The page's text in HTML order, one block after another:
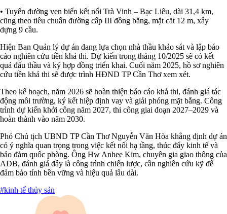
• Tuyến đường ven biển kết nối Trà Vinh – Bạc Liêu, dài 31,4 km,
cũng theo tiêu chuẩn đường cấp III đồng bằng, mặt cắt 12 m, xây
dựng 9 cầu.
Hiện Ban Quản lý dự án đang lựa chọn nhà thầu khảo sát và lập báo
cáo nghiên cứu tiền khả thi. Dự kiến trong tháng 10/2025 sẽ có kết
quả đấu thầu và ký hợp đồng triển khai. Cuối năm 2025, hồ sơ nghiên
cứu tiền khả thi sẽ được trình HĐND TP Cần Thơ xem xét.
Theo kế hoạch, năm 2026 sẽ hoàn thiện báo cáo khả thi, đánh giá tác
động môi trường, ký kết hiệp định vay và giải phóng mặt bằng. Công
trình dự kiến khởi công năm 2027, thi công giai đoạn 2027–2029 và
hoàn thành vào năm 2030.
Phó Chủ tịch UBND TP Cần Thơ Nguyễn Văn Hòa khẳng định dự án
có ý nghĩa quan trọng trong việc kết nối hạ tầng, thúc đẩy kinh tế và
bảo đảm quốc phòng. Ông Hw Anhee Kim, chuyên gia giao thông của
ADB, đánh giá đây là công trình chiến lược, cần nghiên cứu kỹ để
đảm bảo tính bền vững và hiệu quả lâu dài.
#kinh tế thủy sản